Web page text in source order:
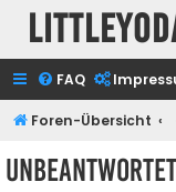
FAQ
Foren-Übersicht